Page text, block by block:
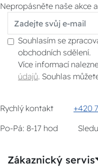
Nepropásněte naše akce
Souhlasím se
obchodních sdělení.
Více informací
údajů . Souhlas
Rychlý kontakt +420
Po-Pá: 8-17 hod
Zákaznický servis